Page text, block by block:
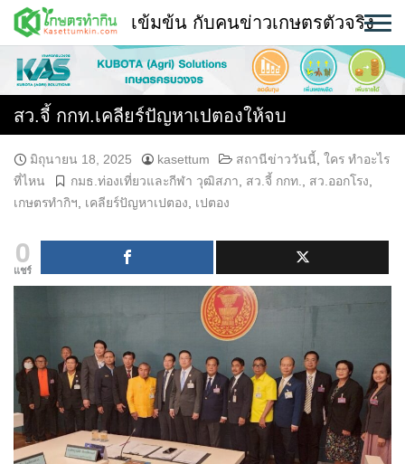
Skip
content
พืช
หน้าแรก
ใคร ทำอะไร ที่ไหน
เข้มข้น กับคนข่าวเกษตรตัวจริง
สว.จี้ กกท.เคลียร์ปัญหาเปตองให้จบ
มิถุนายน 18, 2025 kasettum สถานีข่าววันนี้, ใคร ทำอะไร
ที่ไหน
กมธ.ท่องเที่ยวและกีฬา วุฒิสภา, สว.จี้ กกท., สว.ออกโรง,
เกษตรทำกิฯ, เคลียร์ปัญหาเปตอง, เปตอง
0
แชร์